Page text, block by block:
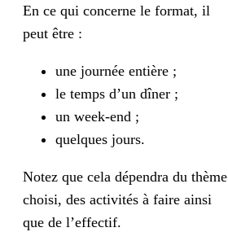
En ce qui concerne le format, il
peut être :
une journée entière ;
le temps d’un dîner ;
un week-end ;
quelques jours.
Notez que cela dépendra du thème
choisi, des activités à faire ainsi
que de l’effectif.